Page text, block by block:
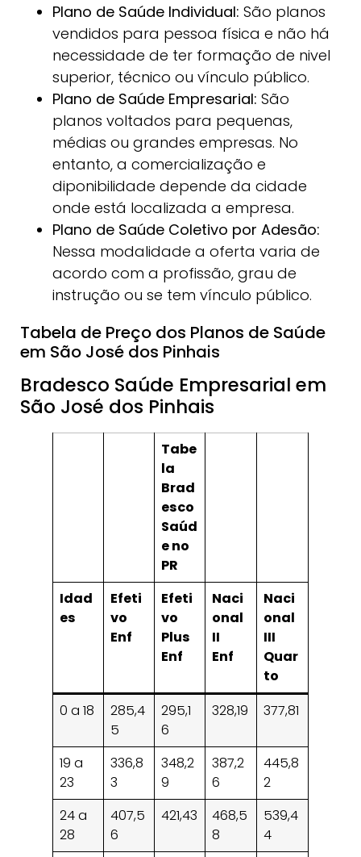
Plano de Saúde Individual: São planos
vendidos para pessoa física e não há
necessidade de ter formação de nivel
superior, técnico ou vínculo público.
Plano de Saúde Empresarial: São
planos voltados para pequenas,
médias ou grandes empresas. No
entanto, a comercialização e
diponibilidade depende da cidade
onde está localizada a empresa.
Plano de Saúde Coletivo por Adesão:
Nessa modalidade a oferta varia de
acordo com a profissão, grau de
instrução ou se tem vínculo público.
Tabela de Preço dos Planos de Saúde
em São José dos Pinhais
Bradesco Saúde Empresarial em
São José dos Pinhais
Tabe
la
Brad
esco
Saúd
e no
PR
Idad
es
Efeti
vo
Enf
Efeti
vo
Plus
Enf
Naci
onal
II
Enf
Naci
onal
III
Quar
to
0 a 18
285,4
5
295,1
6
328,19 377,81
19 a
23
336,8
3
348,2
9
387,2
6
445,8
2
24 a
28
407,5
6
421,43
468,5
8
539,4
4